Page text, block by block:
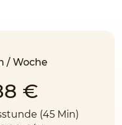
/ Woche
€
(45 Min)